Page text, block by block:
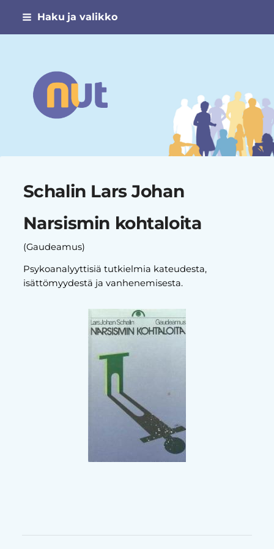
Siirry
Haku ja valikko
Narsismin uhrien tuki ry
Schalin Lars Johan
Narsismin kohtaloita
(Gaudeamus)
Psykoanalyyttisiä tutkielmia kateudesta,
isättömyydestä ja vanhenemisesta.